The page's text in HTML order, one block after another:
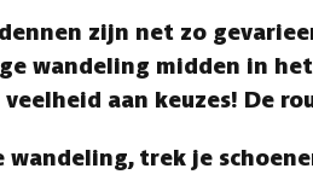
zijn net zo
wandeling midden in
aan keuzes! De
wandeling, trek je